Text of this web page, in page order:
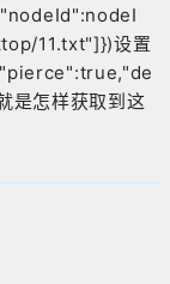
11.txt"]})设置
是怎样获取到这